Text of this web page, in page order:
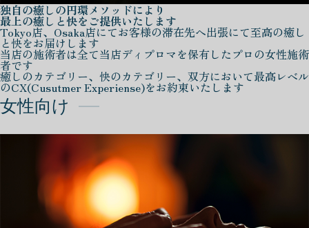
独自の癒しの円環メソッドにより
最上の癒しと快をご提供いたします
Tokyo店、Osaka店にてお客様の滞在先へ出張にて至高の癒し
と快をお届けします
当店の施術者は全て当店ディプロマを保有したプロの女性施術
者です
癒しのカテゴリー、快のカテゴリー、双方において最高レベル
のCX(Cusutmer Experiense)をお約束いたします
女性向け